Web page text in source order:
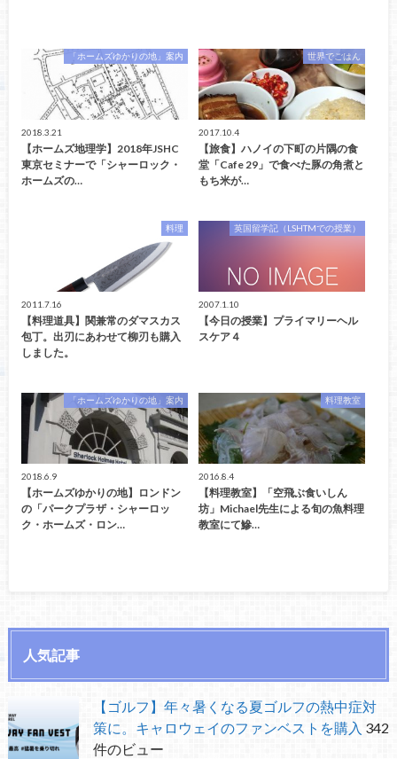
「ホームズゆかりの地」案内
2018.3.21
【ホームズ地理学】2018年JSHC
東京セミナーで「シャーロック・
ホームズの…
世界でごはん
2017.10.4
【旅食】ハノイの下町の片隅の食
堂「Cafe 29」で食べた豚の角煮と
もち米が…
料理
2011.7.16
【料理道具】関兼常のダマスカス
包丁。出刃にあわせて柳刃も購入
しました。
英国留学記（LSHTMでの授業）
2007.1.10
【今日の授業】プライマリーヘル
スケア４
「ホームズゆかりの地」案内
2018.6.9
【ホームズゆかりの地】ロンドン
の「パークプラザ・シャーロッ
ク・ホームズ・ロン…
料理教室
2016.8.4
【料理教室】「空飛ぶ食いしん
坊」Michael先生による旬の魚料理
教室にて鰺…
人気記事
【ゴルフ】年々暑くなる夏ゴルフの熱中症対
策に。キャロウェイのファンベストを購入 342
件のビュー